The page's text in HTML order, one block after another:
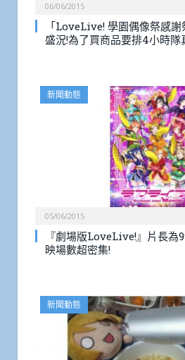
06/06/2015
「LoveLive! 學園偶像祭感
盛況!為了買商品要排4小時隊
新聞動態
05/06/2015
『劇場版LoveLive!』片長為
映場數超密集!
新聞動態